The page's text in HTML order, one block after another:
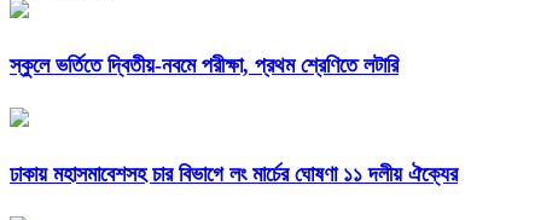
স্কুলে ভর্তিতে দ্বিতীয়-নবমে পরীক্ষা, প্রথম শ্রেণিতে লটারি
ঢাকায় মহাসমাবেশসহ চার বিভাগে লং মার্চের ঘোষণা ১১ দলীয় ঐক্যের